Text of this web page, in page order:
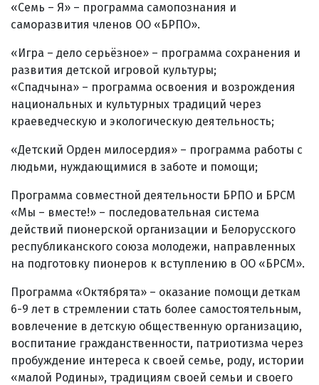
«Семь – Я» – программа самопознания и
саморазвития членов ОО «БРПО».
«Игра – дело серьёзное» – программа сохранения и
развития детской игровой культуры;
«Спадчына» – программа освоения и возрождения
национальных и культурных традиций через
краеведческую и экологическую деятельность;
«Детский Орден милосердия» – программа работы с
людьми, нуждающимися в заботе и помощи;
Программа совместной деятельности БРПО и БРСМ
«Мы – вместе!» – последовательная система
действий пионерской организации и Белорусского
республиканского союза молодежи, направленных
на подготовку пионеров к вступлению в ОО «БРСМ».
Программа «Октябрята» – оказание помощи деткам
6-9 лет в стремлении стать более самостоятельным,
вовлечение в детскую общественную организацию,
воспитание гражданственности, патриотизма через
пробуждение интереса к своей семье, роду, истории
«малой Родины», традициям своей семьи и своего